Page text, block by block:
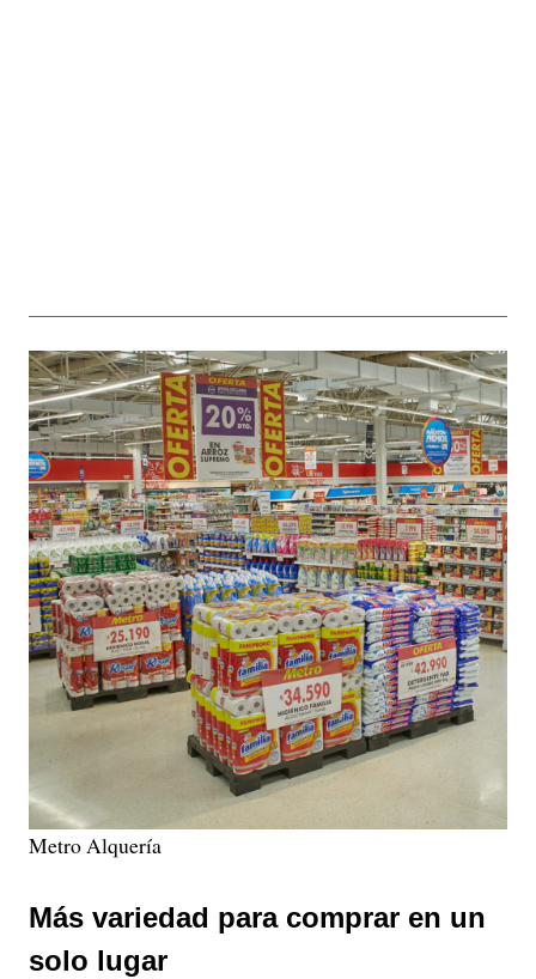
Metro Alquería
Más variedad para comprar en un
solo lugar